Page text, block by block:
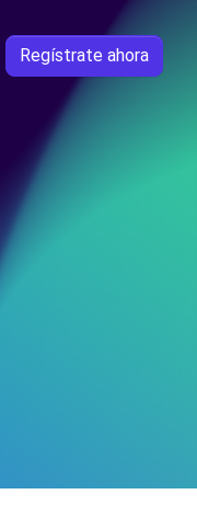
Regístrate ahora